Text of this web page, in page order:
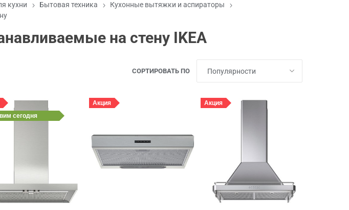
кухни Бытовая техника
Кухонные вытяжки и аспираторы
на стену IKEA
СОРТИРОВАТЬ ПО
сегодня
Акция Акция